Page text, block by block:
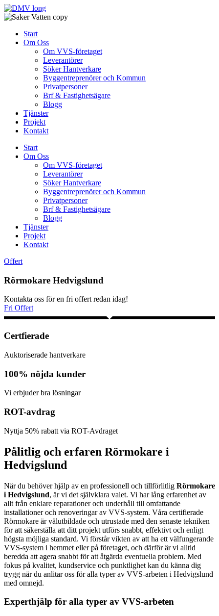
Skip
to
Start
Om Oss
Om VVS-företaget
Leverantörer
Söker Hantverkare
Byggentreprenörer och Kommun
Privatpersoner
Brf & Fastighetsägare
Blogg
Tjänster
Projekt
Kontakt
Start
Om Oss
Om VVS-företaget
Leverantörer
Söker Hantverkare
Byggentreprenörer och Kommun
Privatpersoner
Brf & Fastighetsägare
Blogg
Tjänster
Projekt
Kontakt
Offert
Rörmokare Hedvigslund
Kontakta oss för en fri offert redan idag!
Fri Offert
Certfierade
Auktoriserade hantverkare
100% nöjda kunder
Vi erbjuder bra lösningar
ROT-avdrag
Nyttja 50% rabatt via ROT-Avdraget
Pålitlig och erfaren Rörmokare i
Hedvigslund
När du behöver hjälp av en professionell och tillförlitlig Rörmokare
i Hedvigslund, är vi det självklara valet. Vi har lång erfarenhet av
allt från enklare reparationer och underhåll till omfattande
installationer och renoveringar av VVS-system. Våra certifierade
Rörmokare är välutbildade och utrustade med den senaste tekniken
för att säkerställa att ditt projekt utförs snabbt, effektivt och enligt
högsta möjliga standard. Vi förstår vikten av att ha ett välfungerande
VVS-system i hemmet eller på företaget, och därför är vi alltid
beredda att agera snabbt för att åtgärda eventuella problem. Med
fokus på kvalitet, kundservice och punktlighet kan du känna dig
trygg när du anlitar oss för alla typer av VVS-arbeten i Hedvigslund
med omnejd.
Experthjälp för alla typer av VVS-arbeten